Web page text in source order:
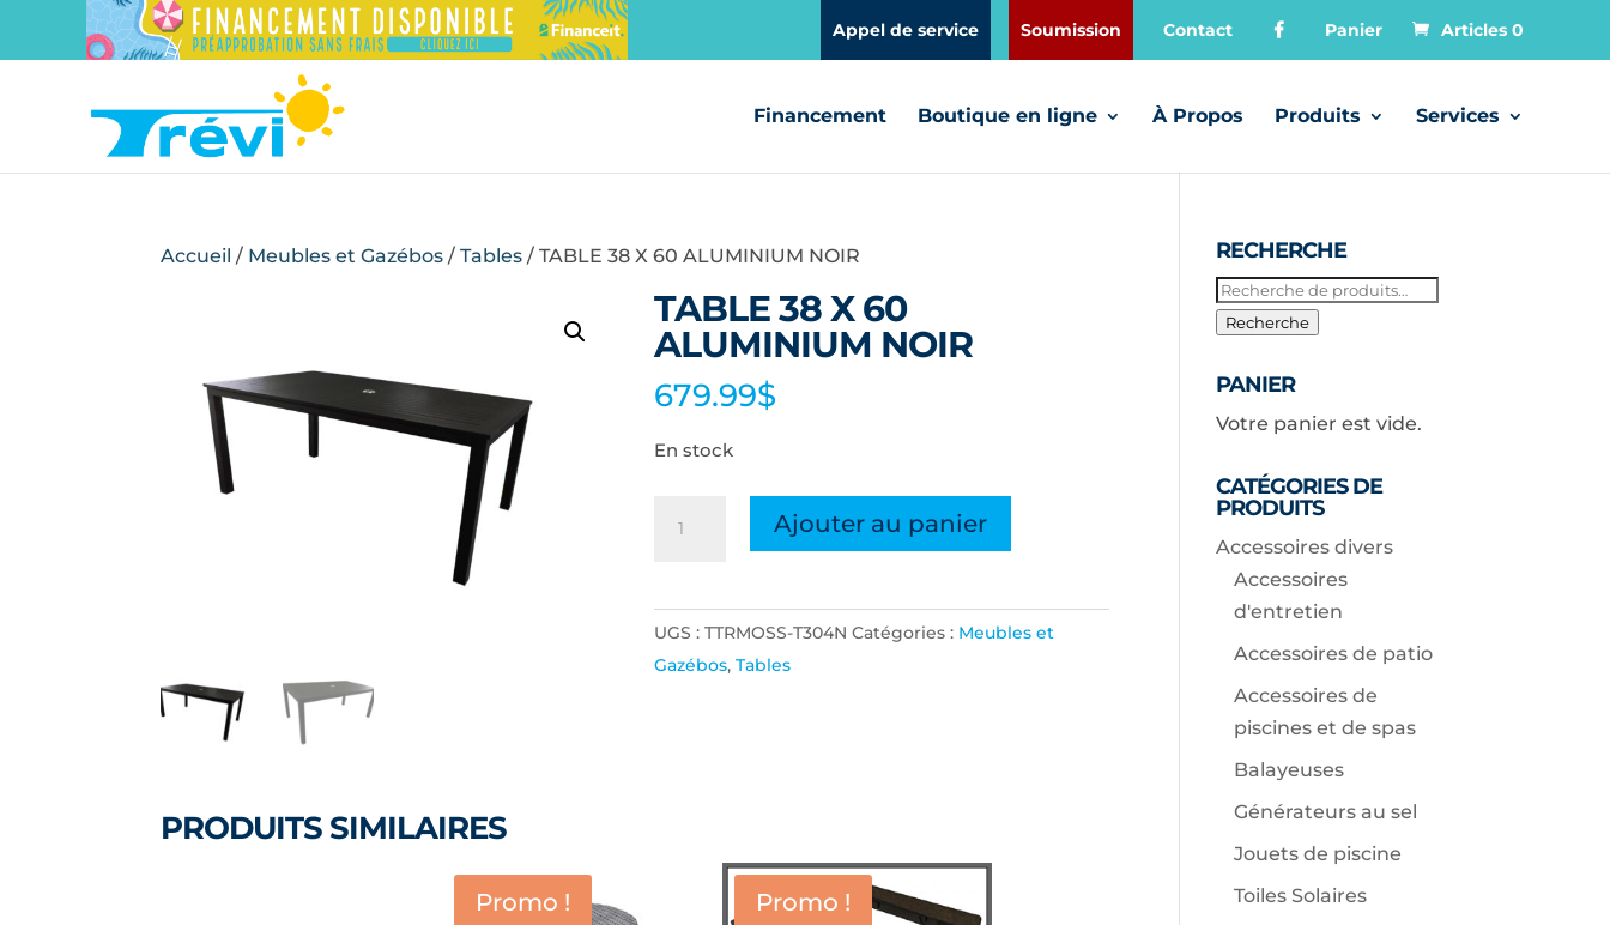
Appel de service Soumission Contact Panier Articles 0
Financement Boutique en ligne À Propos Produits Services
Accueil / Meubles et Gazébos /Tables / TABLE 38 X 60 ALUMINIUM NOIR
TABLE 38 X 60
ALUMINIUM NOIR
679.99$
En stock
38
X
60
Ajouter au panier
UGS :TTRMOSS-T304N Catégories : Meubles et
Gazébos,Tables
PRODUITS SIMILAIRES
Promo ! Promo !
RECHERCHE
Recherche
pour :
Recherche
PANIER
Votre panier est vide.
CATÉGORIES DE
PRODUITS
Accessoires divers
Accessoires
d'entretien
Accessoires de patio
Accessoires de
piscines et de spas
Balayeuses
Générateurs au sel
Jouets de piscine
Toiles Solaires